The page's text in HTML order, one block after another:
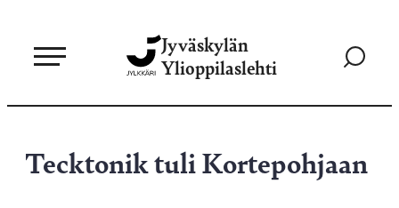
sisältöön
Jyväskylän
Ylioppilaslehti
Siirry
Tecktonik tuli Kortepohjaan